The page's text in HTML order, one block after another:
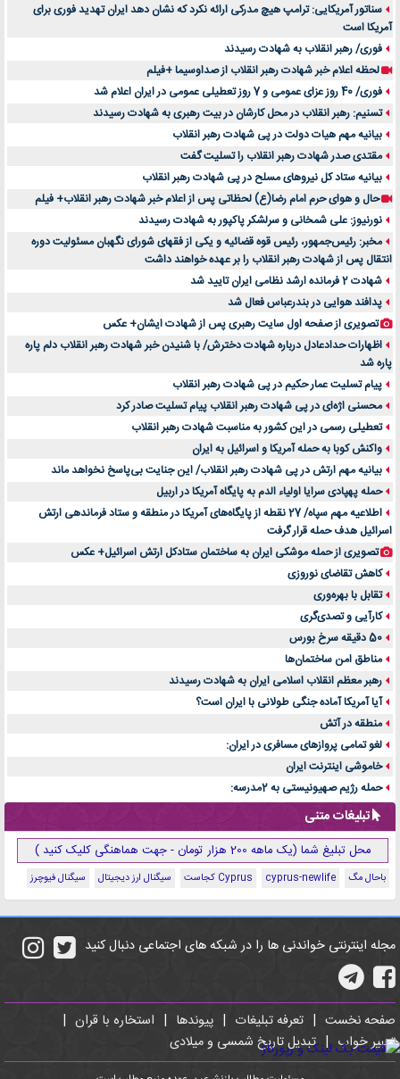
سناتور آمریکایی: ترامپ هیچ مدرکی ارائه نکرد که نشان دهد ایران تهدید فوری برای
آمریکا است
فوری/ رهبر انقلاب به شهادت رسیدند
لحظه اعلام خبر شهادت رهبر انقلاب از صداوسیما +فیلم
فوری/ 40 روز عزای عمومی و 7 روز تعطیلی عمومی در ایران اعلام شد
تسنیم: رهبر انقلاب در محل کارشان در بیت رهبری به شهادت رسیدند
بیانیه مهم هیات دولت در پی شهادت رهبر انقلاب
مقتدی صدر شهادت رهبر انقلاب را تسلیت گفت
بیانیه ستاد کل نیروهای مسلح در پی شهادت رهبر انقلاب
حال و هوای حرم امام رضا(ع) لحظاتی پس از اعلام خبر شهادت رهبر انقلاب+ فیلم
نورنیوز: علی شمخانی و سرلشکر پاکپور به شهادت رسیدند
مخبر: رئیس‌جمهور، رئیس قوه ‌قضائیه و یکی از فقهای شورای نگهبان مسئولیت دوره
انتقال پس ‌از شهادت رهبر انقلاب را بر عهده خواهند داشت
شهادت 2 فرمانده ارشد نظامی ایران تایید شد
پدافند هوایی در بندرعباس فعال شد
تصویری از صفحه اول سایت رهبری پس از شهادت ایشان+ عکس
اظهارات حدادعادل درباره شهادت دخترش/ با شنیدن خبر شهادت رهبر انقلاب دلم پاره
پاره شد
پیام تسلیت عمار حکیم در پی شهادت رهبر انقلاب
محسنی اژه‌ای در پی شهادت رهبر انقلاب پیام تسلیت صادر کرد
تعطیلی رسمی در این کشور به مناسبت شهادت رهبر انقلاب
واکنش کوبا به حمله آمریکا و اسرائیل به ایران
بیانیه مهم ارتش در پی شهادت رهبر انقلاب/ این جنایت بی‌پاسخ نخواهد ماند
حمله پهپادی سرایا اولیاء الدم به پایگاه آمریکا در اربیل
اطلاعیه مهم سپاه/ 27 نقطه از پایگاه‌های آمریکا در منطقه و ستاد فرماندهی ارتش
اسرائیل هدف حمله قرار گرفت
تصویری از حمله موشکی ایران به ساختمان ستادکل ارتش اسرائیل+ عکس
کاهش تقاضای نوروزی
تقابل با بهره‌وری
کارآیی و تصدی‌گری
50 دقیقه سرخ بورس
مناطق امن ساختمان‌ها
رهبر معظم انقلاب اسلامی ایران به شهادت رسیدند
آیا آمریکا آماده جنگی طولانی با ایران است؟
منطقه در آتش
لغو تمامی پروازهای مسافری در ایران:
خاموشی اینترنت ایران
حمله رژیم صهیونیستی به 2مدرسه:
تبلیغات متنی
محل تبلیغ شما (یک ماهه 200 هزار تومان - جهت هماهنگی کلیک کنید )
باحال مگ cyprus-newlife Cyprus کجاست سیگنال ارز دیجیتال سیگنال فیوچرز
مجله اینترنتی خواندنی ها را در شبکه های اجتماعی دنبال کنید
صفحه نخست | تعرفه تبلیغات | پیوندها | استخاره با قران |
تعبیر خواب | تبدیل تاریخ شمسی و میلادی